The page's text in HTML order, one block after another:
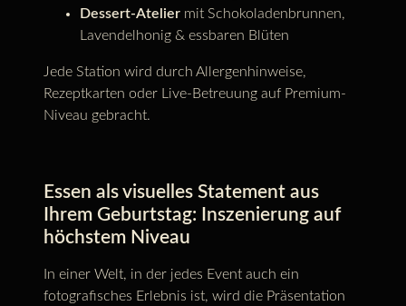
Dessert-Atelier mit Schokoladenbrunnen,
Lavendelhonig & essbaren Blüten
Jede Station wird durch Allergenhinweise,
Rezeptkarten oder Live-Betreuung auf Premium-
Niveau gebracht.
Essen als visuelles Statement aus
Ihrem Geburtstag: Inszenierung auf
höchstem Niveau
In einer Welt, in der jedes Event auch ein
fotografisches Erlebnis ist, wird die Präsentation